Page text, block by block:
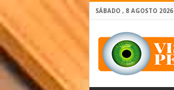
SÁBADO , 8 AGOSTO 2026